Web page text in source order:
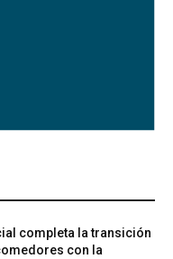
completa la transición
con la